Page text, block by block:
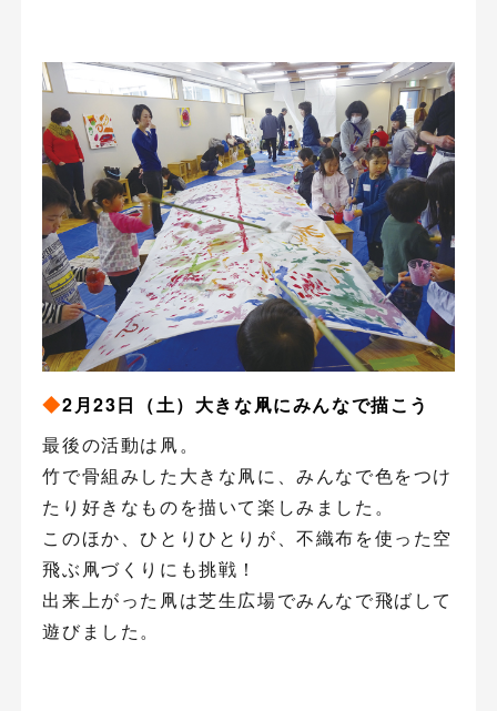
◆2月23日（土）大きな凧にみんなで描こう
最後の活動は凧。
竹で骨組みした大きな凧に、みんなで色をつけ
たり好きなものを描いて楽しみました。
このほか、ひとりひとりが、不織布を使った空
飛ぶ凧づくりにも挑戦！
出来上がった凧は芝生広場でみんなで飛ばして
遊びました。